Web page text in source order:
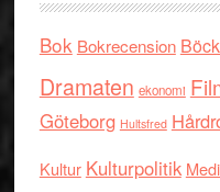
Bok Bokrecension
Dramaten ekonomi
Göteborg Hultsfred
Kultur Kulturpolitik